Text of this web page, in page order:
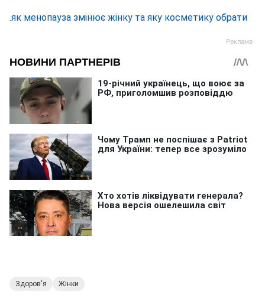
.як менопауза змінює жінку та яку косметику обрати
Здоров'я Жінки